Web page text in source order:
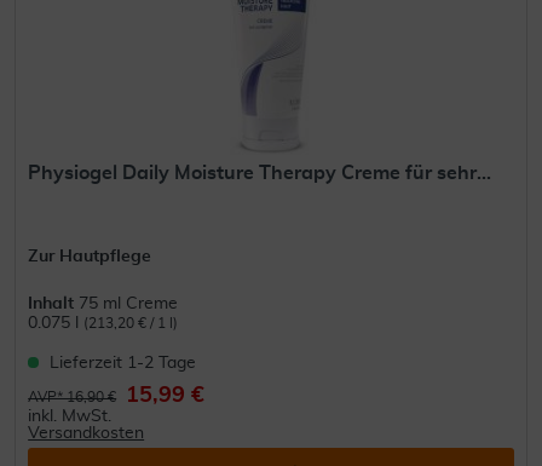
Physiogel Daily Moisture Therapy Creme für sehr...
Zur Hautpflege
Inhalt 75 ml Creme
0.075 l
(213,20 € / 1 l)
Lieferzeit 1-2 Tage
AVP* 16,90 € 15,99 €
inkl. MwSt.
Versandkosten